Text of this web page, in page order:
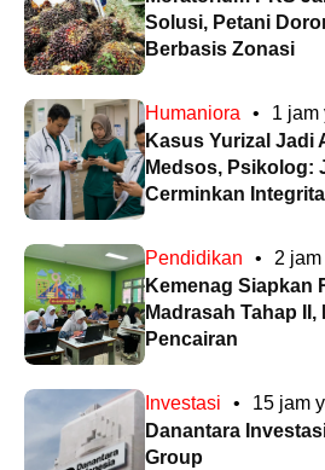
Solusi, Petani
Berbasis Zonasi
Humaniora •
1 jam
Kasus Yurizal Jadi
Medsos, Psikolog:
Cerminkan
Pendidikan •
2
Kemenag Siapkan
Madrasah Tahap
Pencairan
Investasi •
15 jam
Danantara
Group